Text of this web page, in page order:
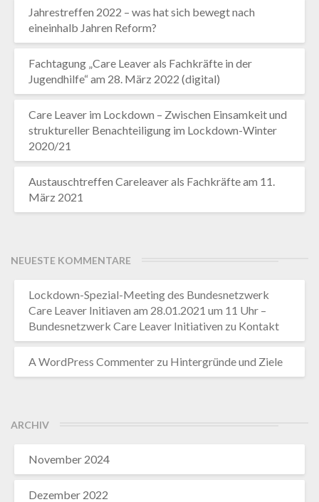
Jahrestreffen 2022 – was hat sich bewegt nach
eineinhalb Jahren Reform?
Fachtagung „Care Leaver als Fachkräfte in der
Jugendhilfe“ am 28. März 2022 (digital)
Care Leaver im Lockdown – Zwischen Einsamkeit und
struktureller Benachteiligung im Lockdown-Winter
2020/21
Austauschtreffen Careleaver als Fachkräfte am 11.
März 2021
NEUESTE KOMMENTARE
Lockdown-Spezial-Meeting des Bundesnetzwerk
Care Leaver Initiaven am 28.01.2021 um 11 Uhr –
Bundesnetzwerk Care Leaver Initiativen zu Kontakt
A WordPress Commenter zu Hintergründe und Ziele
ARCHIV
November 2024
Dezember 2022